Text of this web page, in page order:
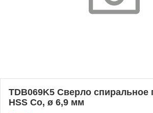
TDB069K5 Сверло спиральное
HSS Co, ø 6,9 мм